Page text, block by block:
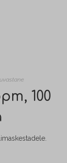
100